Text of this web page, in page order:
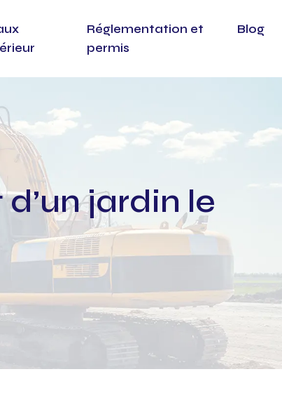
Réglementation et
permis
Blog
jardin le